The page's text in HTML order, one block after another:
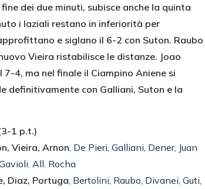
dei due minuti, subisce anche la quinta
i laziali restano in inferiorità per
e siglano il 6-2 con Suton. Raubo
Vieira ristabilisce le distanze. Joao
4, ma nel finale il Ciampino Aniene si
definitivamente con Galliani, Suton e la
1 p.t.)
Vieira, Arnon , De Pieri, Galliani, Dener, Juan
All. Rocha
Diaz, Portuga , Bertolini, Raubo, Divanei, Guti,